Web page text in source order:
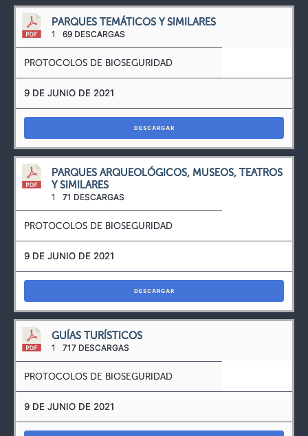
PARQUES TEMÁTICOS Y SIMILARES
1 69 DESCARGAS
PROTOCOLOS DE BIOSEGURIDAD
9 DE JUNIO DE 2021
DESCARGAR
PARQUES ARQUEOLÓGICOS, MUSEOS, TEATROS
Y SIMILARES
1 71 DESCARGAS
PROTOCOLOS DE BIOSEGURIDAD
9 DE JUNIO DE 2021
DESCARGAR
GUÍAS TURÍSTICOS
1 717 DESCARGAS
PROTOCOLOS DE BIOSEGURIDAD
9 DE JUNIO DE 2021